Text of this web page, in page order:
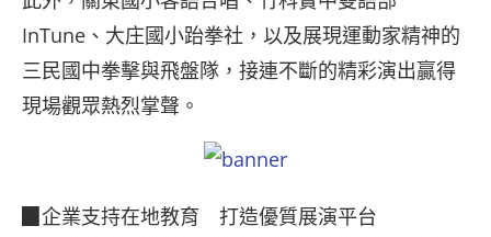
InTune、大庄國小跆拳社，以及展現運動家精神的
三民國中拳擊與飛盤隊，接連不斷的精彩演出贏得
現場觀眾熱烈掌聲。
▉企業支持在地教育 打造優質展演平台